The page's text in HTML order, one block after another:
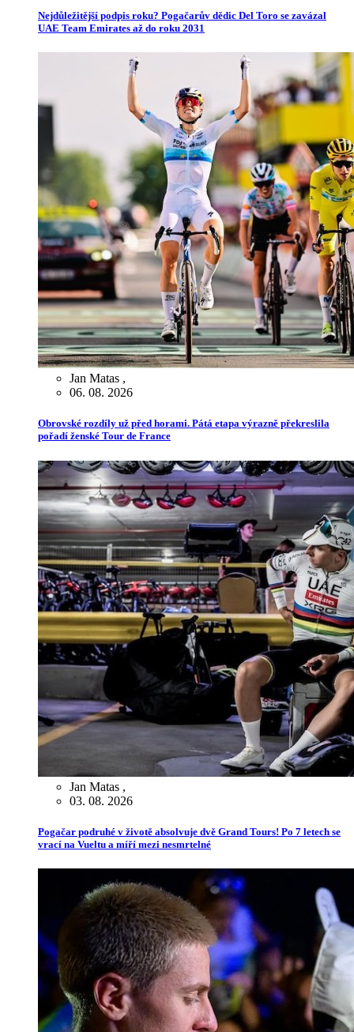
Nejdůležitější podpis roku? Pogačarův dědic Del Toro se zavázal
UAE Team Emirates až do roku 2031
Jan Matas ,
06. 08. 2026
Obrovské rozdíly už před horami. Pátá etapa výrazně překreslila
pořadí ženské Tour de France
Jan Matas ,
03. 08. 2026
Pogačar podruhé v životě absolvuje dvě Grand Tours! Po 7 letech se
vrací na Vueltu a míří mezi nesmrtelné